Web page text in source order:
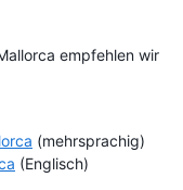
empfehlen wir
(mehrsprachig)
(Englisch)